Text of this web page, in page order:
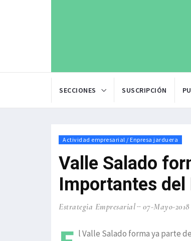
SECCIONES SUSCRIPCIÓN
Actividad empresarial / Enpresa jarduera
Valle Salado
Importantes
Estrategia Empresarial 07-Mayo-2018
l Valle Salado forma ya parte